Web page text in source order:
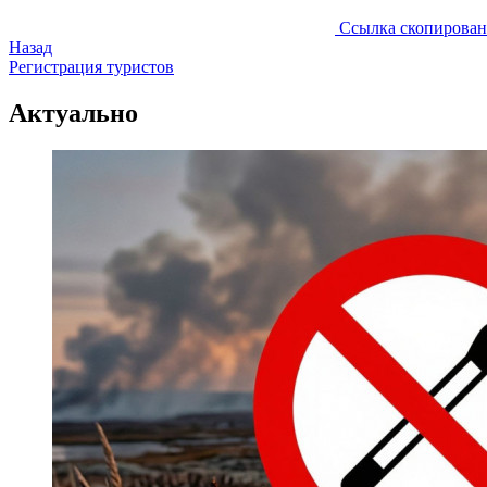
Ссылка
Назад
Регистрация туристов
Актуально